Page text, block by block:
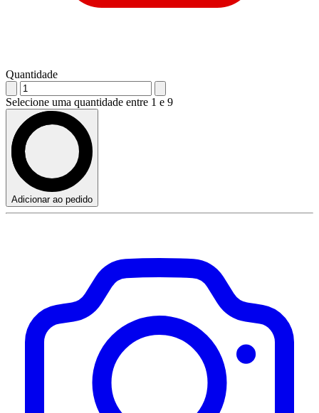
Quantidade
Selecione uma quantidade entre 1 e 9
Adicionar ao pedido